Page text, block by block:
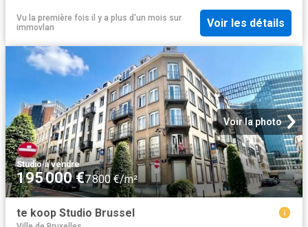
Vu la première fois il y a plus d'un mois sur
immovlan
Voir les détails
Voir la photo
Studio·à vendre
195 000 €7 800 €/m²
te koop Studio Brussel